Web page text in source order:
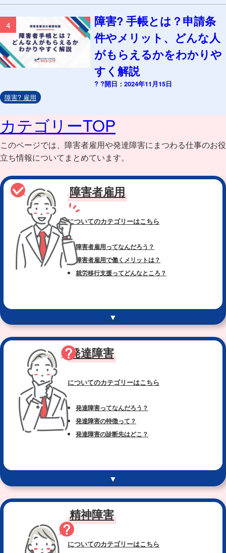
4
障害? 手帳とは？申請条
件やメリット、どんな人
がもらえるかをわかりや
すく解説
? ?開日：2024年11月15日
障害? 雇用
カテゴリーTOP
このページでは、障害者雇用や発達障害にまつわる仕事のお役
立ち情報についてまとめています。
障害者雇用
についてのカテゴリーはこちら
障害者雇用ってなんだろう？
障害者雇用で働くメリットは？
就労移行支援ってどんなところ？
▼
発達障害
についてのカテゴリーはこちら
発達障害ってなんだろう？
発達障害の特徴って？
発達障害の診断先はどこ？
▼
精神障害
についてのカテゴリーはこちら